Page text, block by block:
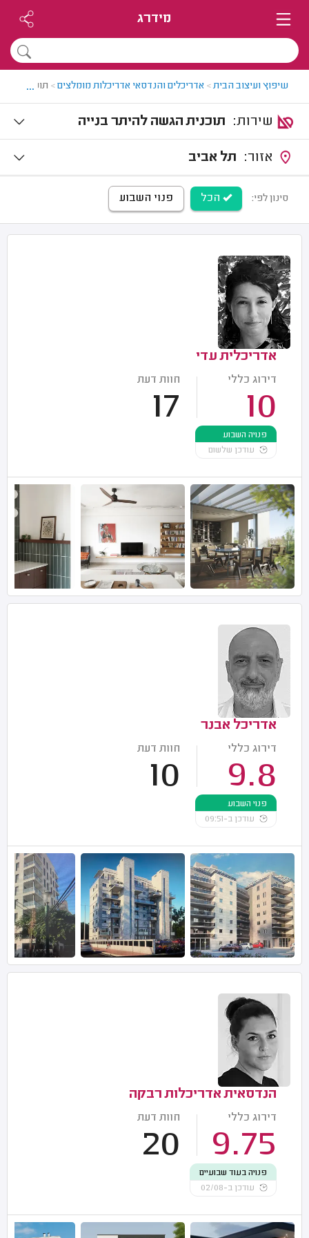
מידרג
שיפוץ ועיצוב הבית> אדריכלים והנדסאי אדריכלות מומלצים> תוכנית
...
תוכנית הגשה להיתר בנייה
תל אביב
סינון לפי: הכל פנוי השבוע
אדריכלית עדי
דירוג כללי
10
חוות דעת
17
פנויה השבוע
עודכן שלשום
אדריכל אבנר
דירוג כללי
9.8
חוות דעת
10
פנוי השבוע
עודכן ב-09:51
הנדסאית אדריכלות רבקה
דירוג כללי
9.75
חוות דעת
20
פנויה בעוד שבועיים
עודכן ב-02/08